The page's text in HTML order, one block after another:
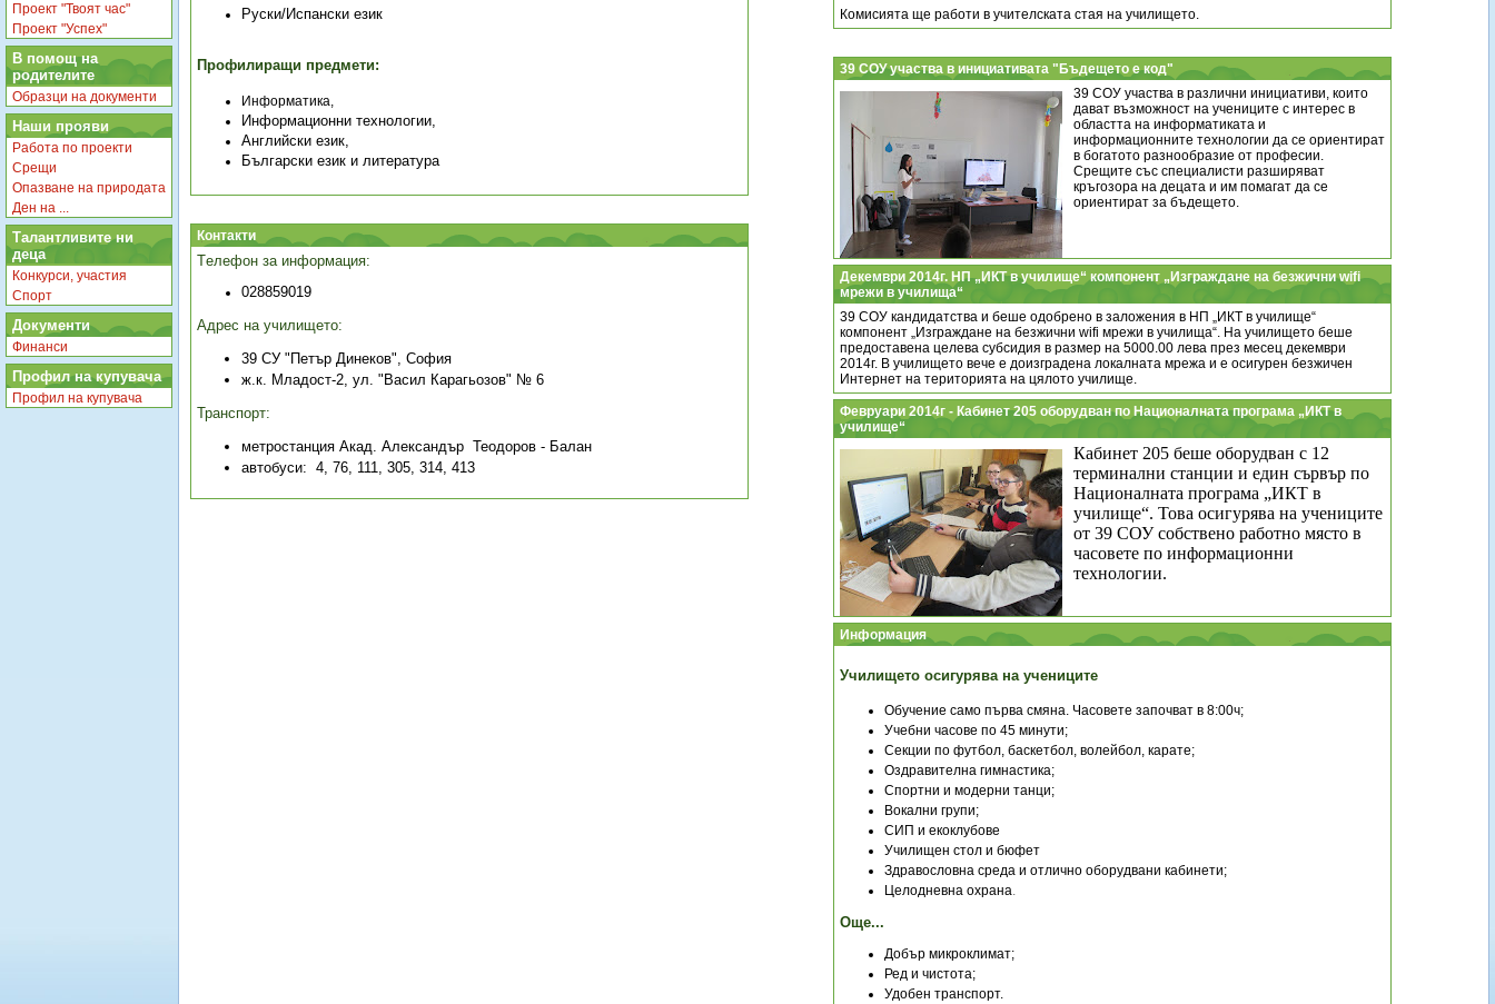
Проект "Твоят час"
Проект "Успех"
В помощ на
родителите
Образци на документи
Наши прояви
Работа по проекти
Срещи
Опазване на природата
Ден на ...
Талантливите ни
деца
Конкурси, участия
Спорт
Документи
Финанси
Профил на купувача
Профил на купувача
Руски/Испански език
Профилиращи предмети:
Информатика,
Информационни технологии,
Английски език,
Български език и литература
Контакти
Телефон за информация:
028859019
Адрес на училището:
39 СУ "Петър Динеков", София
ж.к. Младост-2, ул. "Васил Карагьозов" № 6
Транспорт:
метростанция Акад. Александър Теодоров - Балан
автобуси: 4, 76, 111 305, 314, 413
Комисията ще работи в учителската стая на училището.
39 СОУ участва в инициативата "Бъдещето е код"
39 СОУ участва в различни инициативи, които
дават възможност на учениците с интерес в
областта на информатиката и
информационните технологии да се ориентират
в богатото разнообразие от професии.
Срещите със специалисти разширяват
кръгозора на децата и им помагат да се
ориентират за бъдещето.
Декември 2014г. НП „ИКТ в училище“ компонент „Изграждане на безжични wifi
мрежи в училища“
39 СОУ кандидатства и беше одобрено в заложения в НП „ИКТ в училище“
компонент „Изграждане на безжични wifi мрежи в училища“. На училището беше
предоставена целева субсидия в размер на 5000.00 лева през месец декември
2014г. В училището вече е доизградена локалната мрежа и е осигурен безжичен
Интернет на територията на цялото училище.
Февруари 2014г - Кабинет 205 оборудван по Националната програма „ИКТ в
училище“
Кабинет 205 беше оборудван с 12
терминални станции и един сървър по
Националната програма „ИКТ в
училище“. Това осигурява на учениците
от 39 СОУ собствено работно място в
часовете по информационни
технологии.
Информация
Училището осигурява на учениците
Обучение само първа смяна. Часовете започват в 8:00ч;
Учебни часове по 45 минути;
Секции по футбол, баскетбол, волейбол, карате;
Оздравителна гимнастика;
Спортни и модерни танци;
Вокални групи;
СИП и екоклубове
Училищен стол и бюфет
Здравословна среда и отлично оборудвани кабинети;
Целодневна охрана.
Още...
Добър микроклимат;
Ред и чистота;
Удобен транспорт.